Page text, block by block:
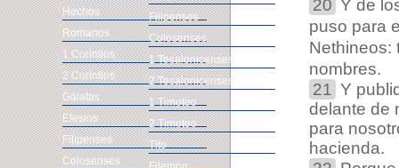
20 Y de
puso para
Nethineos:
nombres.
21 Y
delante de
para
hacienda.
Hechos
Romanos
1 Corintios
2 Corintios
Gálatas
Efesios
Filipenses
Colosenses
Filipenses
Colosenses
1 Tesalonicenses
2 Tesalonicenses
1 Timoteo
2 Timoteo
Tito